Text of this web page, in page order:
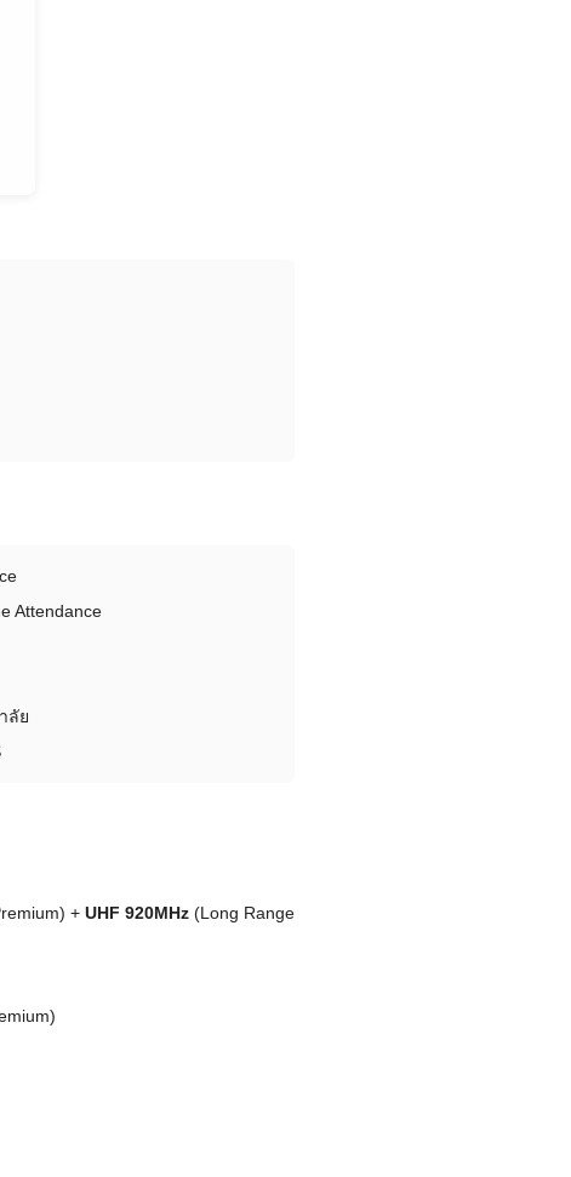
Attendance
ลัย
+ UHF 920MHz (Long Range